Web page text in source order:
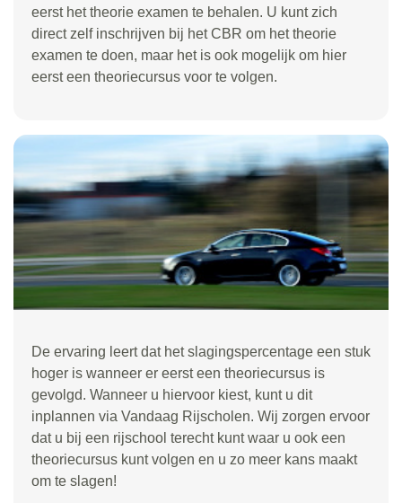
eerst het theorie examen te behalen. U kunt zich
direct zelf inschrijven bij het CBR om het theorie
examen te doen, maar het is ook mogelijk om hier
eerst een theoriecursus voor te volgen.
De ervaring leert dat het slagingspercentage een stuk
hoger is wanneer er eerst een theoriecursus is
gevolgd. Wanneer u hiervoor kiest, kunt u dit
inplannen via Vandaag Rijscholen. Wij zorgen ervoor
dat u bij een rijschool terecht kunt waar u ook een
theoriecursus kunt volgen en u zo meer kans maakt
om te slagen!